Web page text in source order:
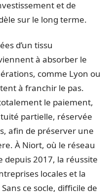
et de
sur le long terme.
d’un tissu
à absorber le
comme Lyon ou
à franchir le pas.
le paiement,
partielle, réservée
afin de préserver une
À Niort, où le réseau
2017, la réussite
locales et la
ce socle, difficile de